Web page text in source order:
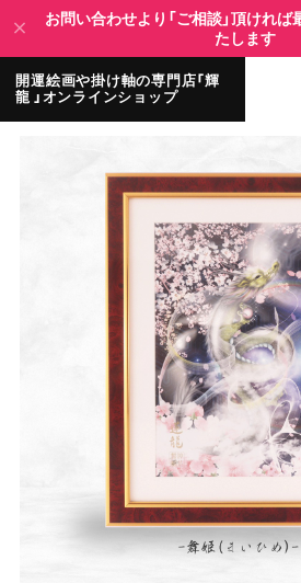
お問い合わせより「ご相談」頂けれ
たします
開運絵画や掛け軸の専門店「輝
龍 」オンラインショップ